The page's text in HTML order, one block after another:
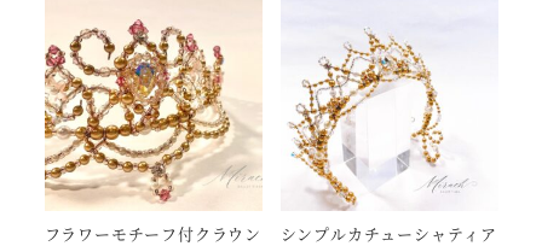
フラワーモチーフ付クラウン
シンプルカチューシャティア